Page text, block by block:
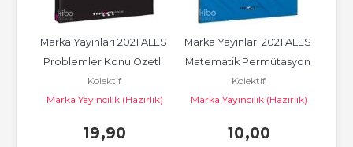
Marka Yayınları 2021 ALES
Problemler Konu Özetli
Yeni Nesil Soru Bankası
Kolektif
Marka Yayıncılık (Hazırlık)
19,90
Marka Yayınları 2021 ALES
Matematik Permütasyon
Kombinasyon Olasılık...
Kolektif
Marka Yayıncılık (Hazırlık)
10,00